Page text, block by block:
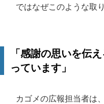
ではなぜこのような取
「感謝の思いを伝
っています」
カゴメの広報担当者は